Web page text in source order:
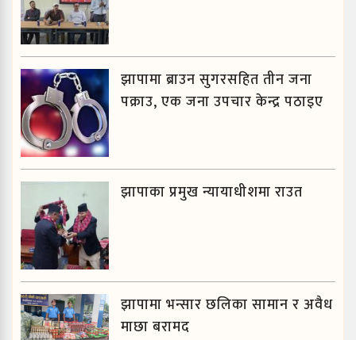
झापामा ब्राउन सुगरसहित तीन जना
पक्राउ, एक जना उपचार केन्द्र पठाइए
झापाका प्रमुख न्यायाधीशमा राउत
झापामा भन्सार छलिका सामान र अवैध
माछा बरामद